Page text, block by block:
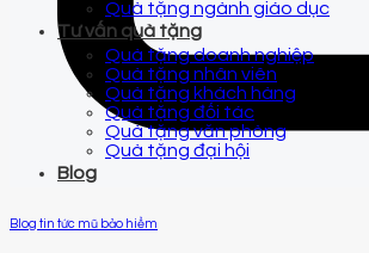
Quà tặng ngành giáo dục
Tư vấn quà tặng
Quà tặng doanh nghiệp
Quà tặng nhân viên
Quà tặng khách hàng
Quà tặng đối tác
Quà tặng văn phòng
Quà tặng đại hội
Blog
Blog tin tức mũ bảo hiểm